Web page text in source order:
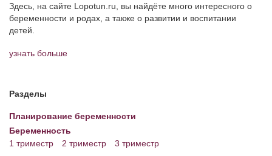
Здесь, на сайте Lopotun.ru, вы найдёте много интересного о
беременности и родах, а также о развитии и воспитании
детей.
узнать больше
Разделы
Планирование беременности
Беременность
1 триместр
2 триместр
3 триместр